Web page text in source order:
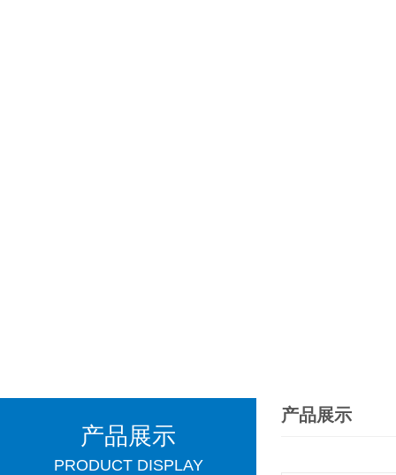
产品展示
PRODUCT DISPLAY
产品展示